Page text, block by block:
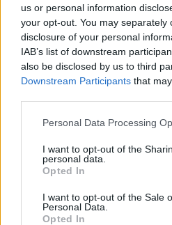
us or personal information
your opt-out. You may separately
disclosure of your personal
IAB’s list of downstream
also be disclosed by us to third
Downstream Participants that
Personal Data Processing
I want to opt-out of the
personal data.
Opted In
I want to opt-out of the Sale
Personal Data.
Opted In